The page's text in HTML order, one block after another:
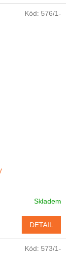
Skladem
DETAIL
Kód: 576/1-
Kód: 573/1-